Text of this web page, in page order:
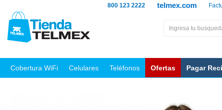
telmex.com
800 123 2222
Cobertura WiFi Celulares Teléfonos Ofertas Pagar